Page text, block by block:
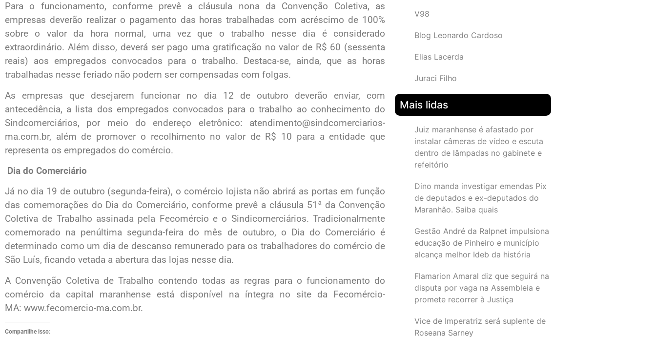
Para o funcionamento, conforme prevê a cláusula nona da Convenção Coletiva, as
empresas deverão realizar o pagamento das horas trabalhadas com acréscimo de 100%
sobre o valor da hora normal, uma vez que o trabalho nesse dia é considerado
extraordinário. Além disso, deverá ser pago uma gratificação no valor de R$ 60 (sessenta
reais) aos empregados convocados para o trabalho. Destaca-se, ainda, que as horas
trabalhadas nesse feriado não podem ser compensadas com folgas.
As empresas que desejarem funcionar no dia 12 de outubro deverão enviar, com
antecedência, a lista dos empregados convocados para o trabalho ao conhecimento do
Sindcomerciários, por meio do endereço eletrônico: atendimento@sindcomerciarios-
ma.com.br, além de promover o recolhimento no valor de R$ 10 para a entidade que
representa os empregados do comércio.
Dia do Comerciário
Já no dia 19 de outubro (segunda-feira), o comércio lojista não abrirá as portas em função
das comemorações do Dia do Comerciário, conforme prevê a cláusula 51ª da Convenção
Coletiva de Trabalho assinada pela Fecomércio e o Sindicomerciários. Tradicionalmente
comemorado na penúltima segunda-feira do mês de outubro, o Dia do Comerciário é
determinado como um dia de descanso remunerado para os trabalhadores do comércio de
São Luís, ficando vetada a abertura das lojas nesse dia.
A Convenção Coletiva de Trabalho contendo todas as regras para o funcionamento do
comércio da capital maranhense está disponível na íntegra no site da Fecomércio-
MA: www.fecomercio-ma.com.br.
Compartilhe isso:
V98
Blog Leonardo Cardoso
Elias Lacerda
Juraci Filho
Mais lidas
Juiz maranhense é afastado por
instalar câmeras de vídeo e escuta
dentro de lâmpadas no gabinete e
refeitório
Dino manda investigar emendas Pix
de deputados e ex-deputados do
Maranhão. Saiba quais
Gestão André da Ralpnet impulsiona
educação de Pinheiro e município
alcança melhor Ideb da história
Flamarion Amaral diz que seguirá na
disputa por vaga na Assembleia e
promete recorrer à Justiça
Vice de Imperatriz será suplente de
Roseana Sarney